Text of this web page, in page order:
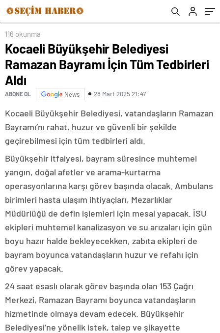
116 okunma
Kocaeli Büyükşehir Belediyesi
Ramazan Bayramı İçin Tüm Tedbirleri
Aldı
ABONE OL News 28 Mart 2025 21:47
Kocaeli Büyükşehir Belediyesi, vatandaşların Ramazan
Bayramı’nı rahat, huzur ve güvenli bir şekilde
geçirebilmesi için tüm tedbirleri aldı.
Büyükşehir itfaiyesi, bayram süresince muhtemel
yangın, doğal afetler ve arama-kurtarma
operasyonlarına karşı görev başında olacak. Ambulans
birimleri hasta ulaşım ihtiyaçları, Mezarlıklar
Müdürlüğü de defin işlemleri için mesai yapacak. İSU
ekipleri muhtemel kanalizasyon ve su arızaları için gün
boyu hazır halde bekleyecekken, zabıta ekipleri de
bayram boyunca vatandaşların huzur ve refahı için
görev yapacak.
24 saat esaslı olarak görev başında olan 153 Çağrı
Merkezi, Ramazan Bayramı boyunca vatandaşların
hizmetinde olmaya devam edecek. Büyükşehir
Belediyesi’ne yönelik istek, talep ve şikayette